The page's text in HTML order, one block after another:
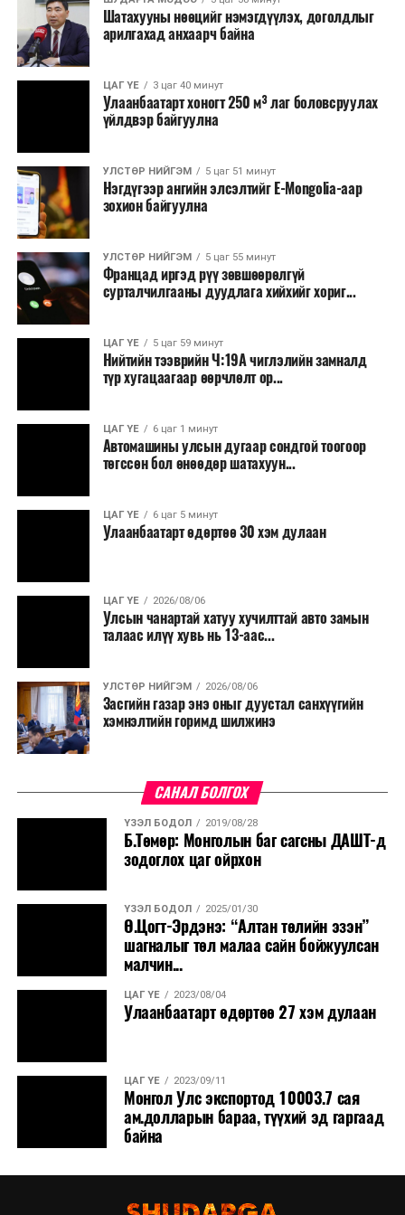
Шатахууны нөөцийг нэмэгдүүлэх, доголдлыг
арилгахад анхаарч байна
ЦАГ ҮЕ 3 цаг 40 минут
Улаанбаатарт хоногт 250 м³ лаг боловсруулах
үйлдвэр байгуулна
УЛСТӨР НИЙГЭМ 5 цаг 51 минут
Нэгдүгээр ангийн элсэлтийг E-Mongolia-аар
зохион байгуулна
УЛСТӨР НИЙГЭМ 5 цаг 55 минут
Францад иргэд рүү зөвшөөрөлгүй
сурталчилгааны дуудлага хийхийг хориг...
ЦАГ ҮЕ 5 цаг 59 минут
Нийтийн тээврийн Ч:19А чиглэлийн замналд
түр хугацаагаар өөрчлөлт ор...
ЦАГ ҮЕ 6 цаг 1 минут
Автомашины улсын дугаар сондгой тоогоор
төгссөн бол өнөөдөр шатахуун...
ЦАГ ҮЕ 6 цаг 5 минут
Улаанбаатарт өдөртөө 30 хэм дулаан
ЦАГ ҮЕ 2026/08/06
Улсын чанартай хатуу хучилттай авто замын
талаас илүү хувь нь 13-аас...
УЛСТӨР НИЙГЭМ 2026/08/06
Засгийн газар энэ оныг дуустал санхүүгийн
хэмнэлтийн горимд шилжинэ
САНАЛ БОЛГОХ
ҮЗЭЛ БОДОЛ 2019/08/28
Б.Төмөр: Монголын баг сагсны ДАШТ-д
зодоглох цаг ойрхон
ҮЗЭЛ БОДОЛ 2025/01/30
Ө.Цогт-Эрдэнэ: “Алтан төлийн эзэн”
шагналыг төл малаа сайн бойжуулсан
малчин...
ЦАГ ҮЕ 2023/08/04
Улаанбаатарт өдөртөө 27 хэм дулаан
ЦАГ ҮЕ 2023/09/11
Монгол Улс экспортод 10003.7 сая
ам.долларын бараа, түүхий эд гаргаад
байна